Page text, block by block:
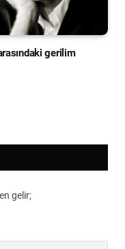
gerilim
gelir;